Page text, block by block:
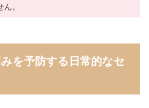
。
を予防する日常的なセ